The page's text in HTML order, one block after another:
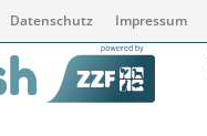
Datenschutz Impressum